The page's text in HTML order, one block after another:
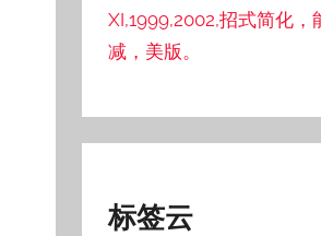
XI,1999,2002,招式简化，
减，美版。
标签云